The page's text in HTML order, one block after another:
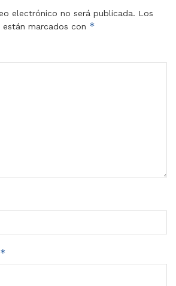
electrónico no será publicada. Los
marcados con *
*